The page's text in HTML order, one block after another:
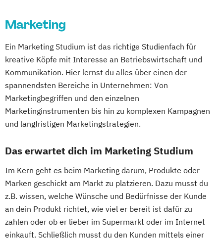
Marketing
Ein Marketing Studium ist das richtige Studienfach für
kreative Köpfe mit Interesse an Betriebswirtschaft und
Kommunikation. Hier lernst du alles über einen der
spannendsten Bereiche in Unternehmen: Von
Marketingbegriffen und den einzelnen
Marketinginstrumenten bis hin zu komplexen Kampagnen
und langfristigen Marketingstrategien.
Das erwartet dich im Marketing Studium
Im Kern geht es beim Marketing darum, Produkte oder
Marken geschickt am Markt zu platzieren. Dazu musst du
z.B. wissen, welche Wünsche und Bedürfnisse der Kunde
an dein Produkt richtet, wie viel er bereit ist dafür zu
zahlen oder ob er lieber im Supermarkt oder im Internet
einkauft. Schließlich musst du den Kunden mittels einer